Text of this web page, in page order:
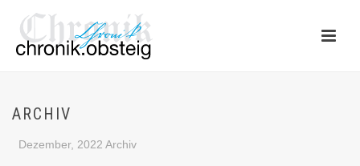
ARCHIV
Dezember, 2022 Archiv